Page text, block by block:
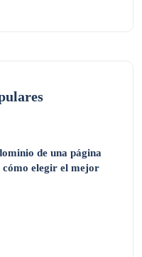
de una página
cómo elegir el mejor